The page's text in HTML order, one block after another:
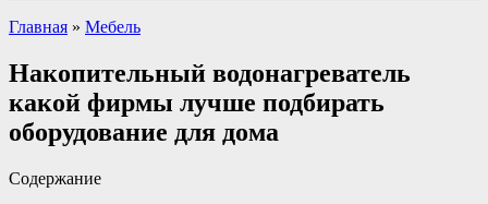
Главная » Мебель
Накопительный водонагреватель
какой фирмы лучше подбирать
оборудование для дома
Содержание